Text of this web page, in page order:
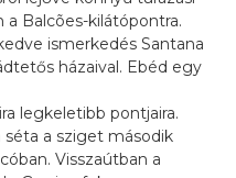
Balcões-kilátópontra.
ismerkedés Santana
házaival. Ebéd egy
legkeletibb pontjaira.
a sziget második
Visszaútban a